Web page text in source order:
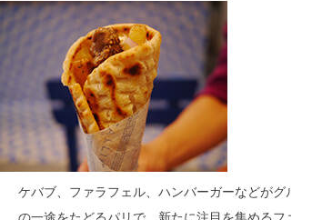
ケバブ、ファラフェル、ハンバーガーなどがグルメ化
の一途をたどるパリで、新たに注目を集めるファスト